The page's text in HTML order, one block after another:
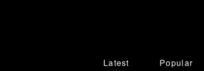
Latest Popular